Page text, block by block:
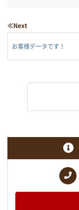
≪Next
お客様データです！